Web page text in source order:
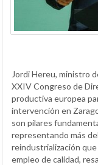
Jordi Hereu, ministro
XXIV Congreso de
productiva europea
intervención en
son pilares
representando más
reindustrialización
empleo de calidad,